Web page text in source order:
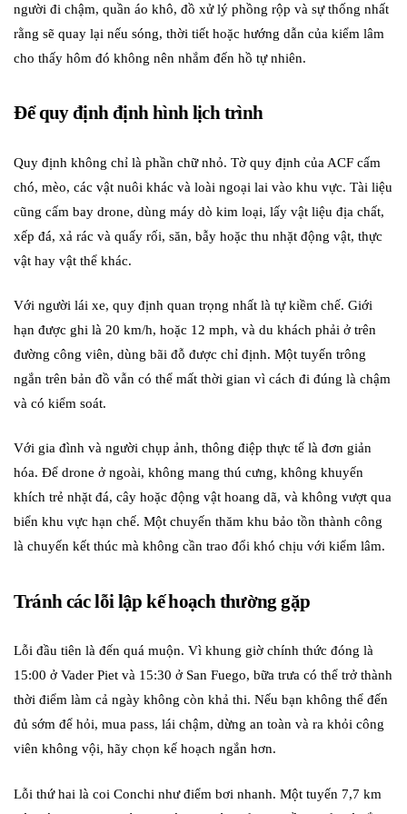
người đi chậm, quần áo khô, đồ xử lý phồng rộp và sự thống nhất
rằng sẽ quay lại nếu sóng, thời tiết hoặc hướng dẫn của kiểm lâm
cho thấy hôm đó không nên nhắm đến hồ tự nhiên.
Để quy định định hình lịch trình
Quy định không chỉ là phần chữ nhỏ. Tờ quy định của ACF cấm
chó, mèo, các vật nuôi khác và loài ngoại lai vào khu vực. Tài liệu
cũng cấm bay drone, dùng máy dò kim loại, lấy vật liệu địa chất,
xếp đá, xả rác và quấy rối, săn, bẫy hoặc thu nhặt động vật, thực
vật hay vật thể khác.
Với người lái xe, quy định quan trọng nhất là tự kiềm chế. Giới
hạn được ghi là 20 km/h, hoặc 12 mph, và du khách phải ở trên
đường công viên, dùng bãi đỗ được chỉ định. Một tuyến trông
ngắn trên bản đồ vẫn có thể mất thời gian vì cách đi đúng là chậm
và có kiểm soát.
Với gia đình và người chụp ảnh, thông điệp thực tế là đơn giản
hóa. Để drone ở ngoài, không mang thú cưng, không khuyến
khích trẻ nhặt đá, cây hoặc động vật hoang dã, và không vượt qua
biển khu vực hạn chế. Một chuyến thăm khu bảo tồn thành công
là chuyến kết thúc mà không cần trao đổi khó chịu với kiểm lâm.
Tránh các lỗi lập kế hoạch thường gặp
Lỗi đầu tiên là đến quá muộn. Vì khung giờ chính thức đóng là
15:00 ở Vader Piet và 15:30 ở San Fuego, bữa trưa có thể trở thành
thời điểm làm cả ngày không còn khả thi. Nếu bạn không thể đến
đủ sớm để hỏi, mua pass, lái chậm, dừng an toàn và ra khỏi công
viên không vội, hãy chọn kế hoạch ngắn hơn.
Lỗi thứ hai là coi Conchi như điểm bơi nhanh. Một tuyến 7,7 km